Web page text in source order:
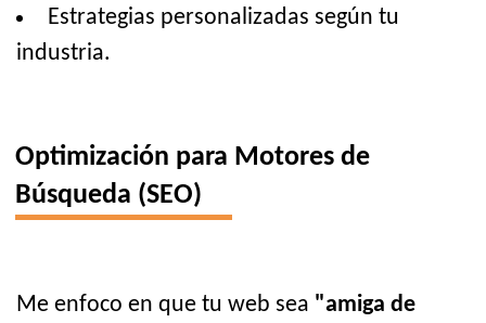
Estrategias personalizadas según tu
industria.
Optimización para Motores de
Búsqueda (SEO)
Me enfoco en que tu web sea "amiga de